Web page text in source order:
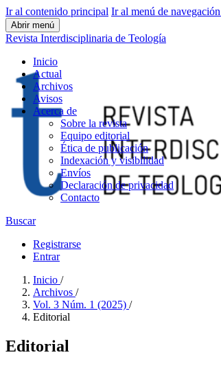
Ir al contenido principal Ir al menú de
Abrir menú
Revista Interdisciplinaria de Teología
Inicio
Actual
Archivos
Avisos
Acerca de
Sobre la revista
Equipo editorial
Ética de publicación
Indexación y visibilidad
Envíos
Declaración de privacidad
Contacto
Buscar
Registrarse
Entrar
Inicio /
Archivos /
Vol. 3 Núm. 1 (2025) /
Editorial
Editorial